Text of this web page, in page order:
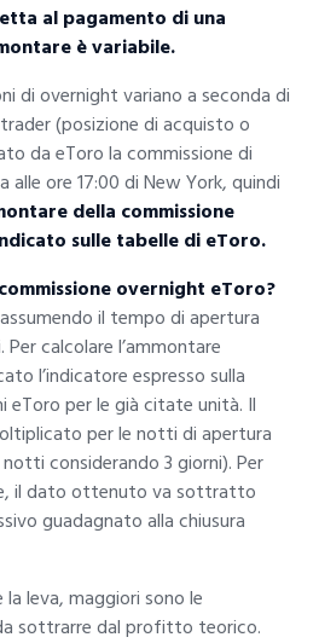
al pagamento di una
è variabile.
di overnight variano a seconda di
(posizione di acquisto o
da eToro la commissione di
ore 17:00 di New York, quindi
della commissione
sulle tabelle di eToro.
overnight eToro?
il tempo di apertura
calcolare l’ammontare
l’indicatore espresso sulla
eToro per le già citate unità. Il
per le notti di apertura
considerando 3 giorni). Per
il dato ottenuto va sottratto
guadagnato alla chiusura
leva, maggiori sono le
sottrarre dal profitto teorico.